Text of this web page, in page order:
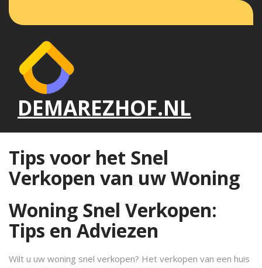
de
DEMAREZHOF.NL
Tips voor het Snel
Verkopen van uw Woning
Woning Snel Verkopen:
Tips en Adviezen
Wilt u uw woning snel verkopen? Het verkopen van een huis